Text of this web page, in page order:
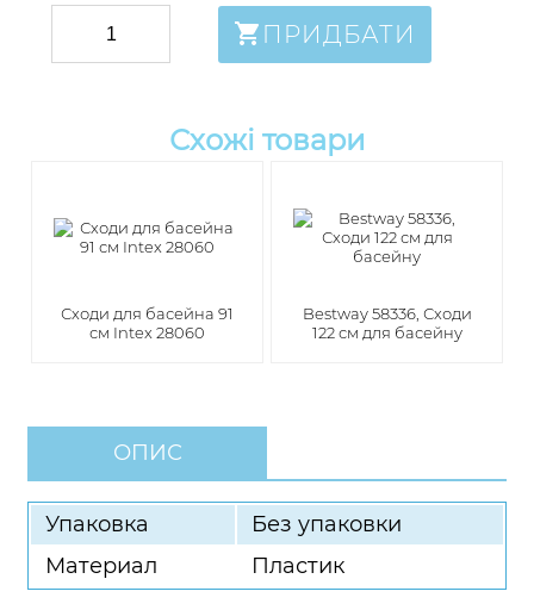
ПРИДБАТИ
Схожі товари
Сходи для басейна 91
см Intex 28060
Bestway 58336, Сходи
122 см для басейну
ОПИС
Упаковка
Без упаковки
Материал
Пластик